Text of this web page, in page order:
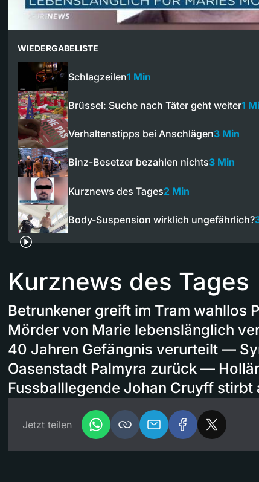
WIEDERGABELISTE
Schlagzeilen1 Min
Brüssel: Suche nach Täter geht weiter1
Verhaltenstipps bei Anschlägen3 Min
Binz-Besetzer bezahlen nichts3 Min
Kurznews des Tages2 Min
Body-Suspension wirklich ungefährlich?
Kurznews des Tages
Betrunkener greift im Tram wahllos
Mörder von Marie lebenslänglich
40 Jahren Gefängnis verurteilt —
Oasenstadt Palmyra zurück —
Fussballlegende Johan Cruyff stirbt
Jetzt teilen